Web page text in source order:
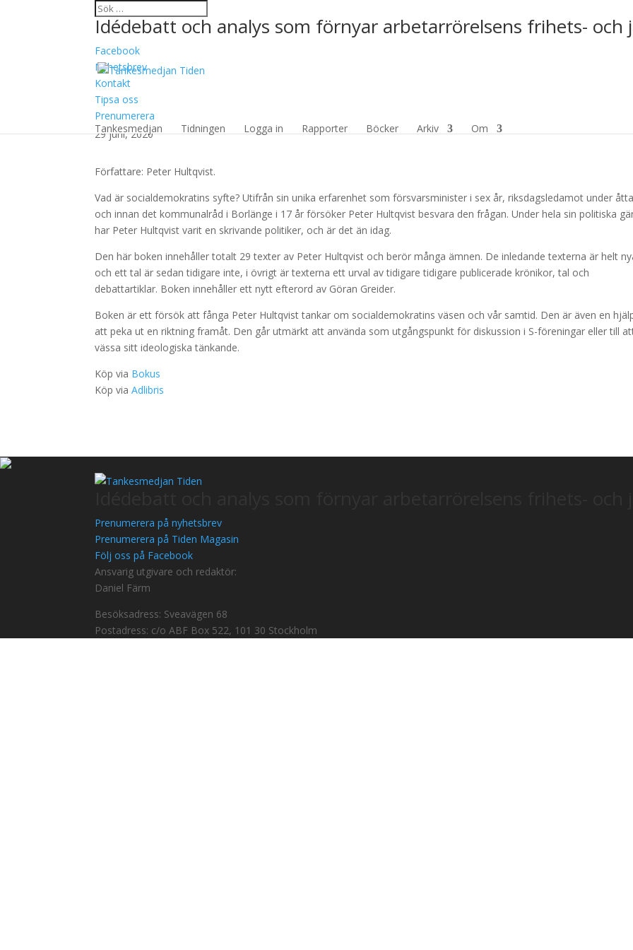
Idédebatt och analys som förnyar arbetarrörelsens frihets- och
Facebook
Nyhetsbrev
Kontakt
Tipsa oss
Prenumerera
Tankesmedjan
Tidningen Logga in Rapporter Böcker Arkiv Om
Hundra procent socialdemokrati
29 juni, 2020
Författare: Peter Hultqvist.
Vad är socialdemokratins syfte? Utifrån sin unika erfarenhet som försvarsminister i sex år, riksdagsledamot under
och innan det kommunalråd i Borlänge i 17 år försöker Peter Hultqvist besvara den frågan. Under hela sin politiska
har Peter Hultqvist varit en skrivande politiker, och är det än idag.
Den här boken innehåller totalt 29 texter av Peter Hultqvist och berör många ämnen. De inledande texterna är helt
och ett tal är sedan tidigare inte, i övrigt är texterna ett urval av tidigare tidigare publicerade krönikor, tal och
debattartiklar. Boken innehåller ett nytt efterord av Göran Greider.
Boken är ett försök att fånga Peter Hultqvist tankar om socialdemokratins väsen och vår samtid. Den är även en
att peka ut en riktning framåt. Den går utmärkt att använda som utgångspunkt för diskussion i S-föreningar eller till
vässa sitt ideologiska tänkande.
Köp via Bokus
Köp viaAdlibris
Prenumerera på nyhetsbrev
Prenumerera på Tiden Magasin
Följ oss på Facebook
Ansvarig utgivare och redaktör:
Daniel Färm
Besöksadress: Sveavägen 68
Postadress: c/o ABF Box 522, 101 30 Stockholm